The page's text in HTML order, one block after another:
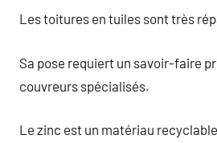
Les toitures en tuiles sont très
Sa pose requiert un savoir-faire
couvreurs spécialisés.
Le zinc est un matériau